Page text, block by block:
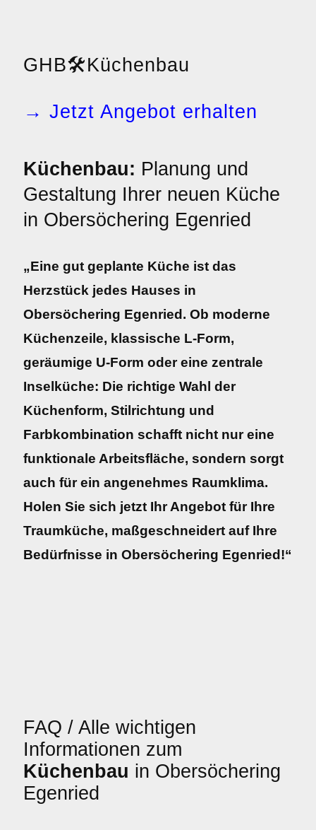
GHB🛠️Küchenbau
→ Jetzt Angebot erhalten
Küchenbau: Planung und
Gestaltung Ihrer neuen Küche
in Obersöchering Egenried
„Eine gut geplante Küche ist das
Herzstück jedes Hauses in
Obersöchering Egenried. Ob moderne
Küchenzeile, klassische L-Form,
geräumige U-Form oder eine zentrale
Inselküche: Die richtige Wahl der
Küchenform, Stilrichtung und
Farbkombination schafft nicht nur eine
funktionale Arbeitsfläche, sondern sorgt
auch für ein angenehmes Raumklima.
Holen Sie sich jetzt Ihr Angebot für Ihre
Traumküche, maßgeschneidert auf Ihre
Bedürfnisse in Obersöchering Egenried!“
FAQ / Alle wichtigen
Informationen zum
Küchenbau in Obersöchering
Egenried